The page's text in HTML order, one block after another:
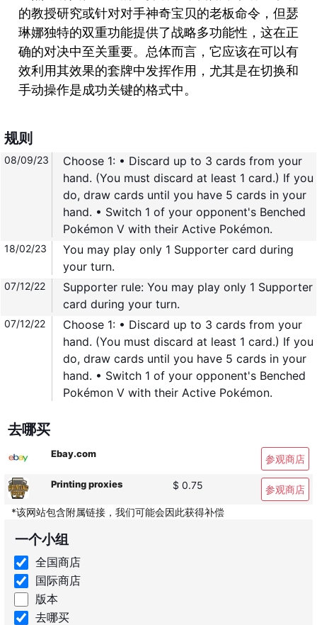
的教授研究或针对对手神奇宝贝的老板命令，但瑟
琳娜独特的双重功能提供了战略多功能性，这在正
确的对决中至关重要。总体而言，它应该在可以有
效利用其效果的套牌中发挥作用，尤其是在切换和
手动操作是成功关键的格式中。
规则
08/09/23
Choose 1: • Discard up to 3 cards from your
hand. (You must discard at least 1 card.) If you
do, draw cards until you have 5 cards in your
hand. • Switch 1 of your opponent's Benched
Pokémon V with their Active Pokémon.
18/02/23
You may play only 1 Supporter card during
your turn.
07/12/22
Supporter rule: You may play only 1 Supporter
card during your turn.
07/12/22
Choose 1: • Discard up to 3 cards from your
hand. (You must discard at least 1 card.) If you
do, draw cards until you have 5 cards in your
hand. • Switch 1 of your opponent's Benched
Pokémon V with their Active Pokémon.
去哪买
Ebay.com 参观商店
Printing proxies $ 0.75
参观商店
*该网站包含附属链接，我们可能会因此获得补偿
一个小组
全国商店
国际商店
版本
去哪买